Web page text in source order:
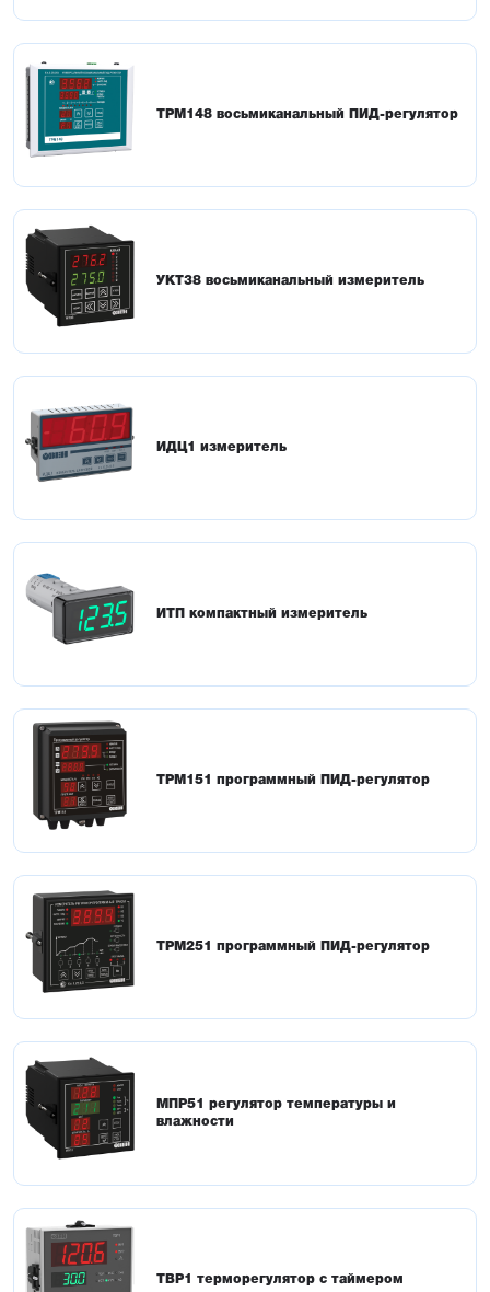
ТРМ148 восьмиканальный ПИД-регулятор
УКТ38 восьмиканальный измеритель
ИДЦ1 измеритель
ИТП компактный измеритель
ТРМ151 программный ПИД-регулятор
ТРМ251 программный ПИД-регулятор
МПР51 регулятор температуры и
влажности
ТВР1 терморегулятор с таймером